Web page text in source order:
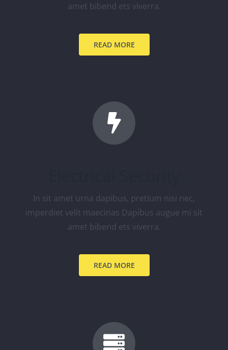
amet bibend ets viverra.
READ MORE
In sit amet urna dapibus, pretium nisi nec,
imperdiet velit maecinas Dapibus augue mi sit
amet bibend ets viverra.
READ MORE